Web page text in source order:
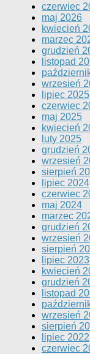
czerwiec
maj 2026
kwiecień
marzec
grudzień
listopad
wrzesień
lipiec 2025
czerwiec
maj 2025
kwiecień
luty 2025
grudzień
wrzesień
sierpień
lipiec 2024
czerwiec
maj 2024
marzec
grudzień
wrzesień
sierpień
lipiec 2023
kwiecień
grudzień
listopad
wrzesień
sierpień
lipiec 2022
czerwiec